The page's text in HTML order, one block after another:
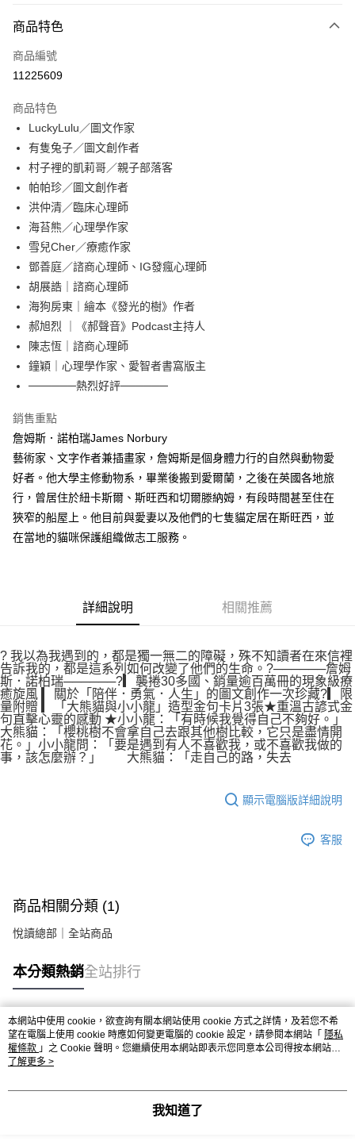
信用卡一次付款
運送方式
付款後全家取貨
每筆NT$60，滿NT$499(含以上)免運費
付款後7-11取貨
每筆NT$60，滿NT$499(含以上)免運費
宅配
每筆NT$100，滿NT$499(含以上)免運費
商品特色
商品編號
11225609
商品特色
LuckyLulu／圖文作家
有隻兔子／圖文創作者
村子裡的凱莉哥／親子部落客
帕帕珍／圖文創作者
洪仲清／臨床心理師
海苔熊／心理學作家
雪兒Cher／療癒作家
鄧善庭／諮商心理師、IG發瘋心理師
胡展誥｜諮商心理師
海狗房東｜繪本《發光的樹》作者
郝旭烈 ｜《郝聲音》Podcast主持人
陳志恆｜諮商心理師
鐘穎｜心理學作家、愛智者書窩版主
──────熱烈好評──────
銷售重點
詹姆斯．諾柏瑞James Norbury
藝術家、文字作者兼插畫家，詹姆斯是個身體力行的自然與動物愛
好者。他大學主修動物系，畢業後搬到愛爾蘭，之後在英國各地旅
行，曾居住於紐卡斯爾、斯旺西和切爾滕納姆，有段時間甚至住在
狹窄的船屋上。他目前與愛妻以及他們的七隻貓定居在斯旺西，並
在當地的貓咪保護組織做志工服務。
詳細說明 相關推薦
? 我以為我遇到的，都是獨一無二的障礙，殊不知讀者在來信裡
告訴我的，都是這系列如何改變了他們的生命。?──────詹姆
斯．諾柏瑞──────?▎襲捲30多國、銷量逾百萬冊的現象級療
癒旋風 ▎關於「陪伴．勇氣．人生」的圖文創作一次珍藏?▎限
量附贈 ▎「大熊貓與小小龍」造型金句卡片3張★重溫古諺式金
句直擊心靈的感動 ★小小龍：「有時候我覺得自己不夠好。」
大熊貓：「櫻桃樹不會拿自己去跟其他樹比較，它只是盡情開
花。」小小龍問：「要是遇到有人不喜歡我，或不喜歡我做的
事，該怎麼辦？」 大熊貓：「走自己的路，失去
顯示電腦版詳細說明
客服
商品相關分類 (1)
悅讀總部｜全站商品
本分類熱銷全站排行
熱門標籤
本網站中使用 cookie，欲查詢有關本網站使用 cookie 方式之詳情，及若您不希
望在電腦上使用 cookie 時應如何變更電腦的 cookie 設定，請參閱本網站「 隱私
權條款 」之 Cookie 聲明。您繼續使用本網站即表示您同意本公司得按本網站使
用條款之 Cookie 聲明使用 cookie。
了解更多 >
我知道了